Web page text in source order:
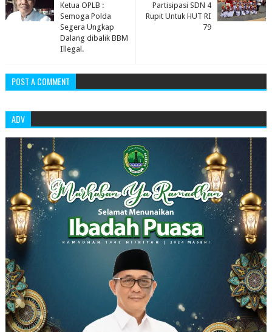
Partisipasi SDN 4
Rupit Untuk HUT RI
79
Ketua OPLB :
Semoga Polda
Segera Ungkap
Dalang dibalik BBM
Illegal.
POST A COMMENT
ADV